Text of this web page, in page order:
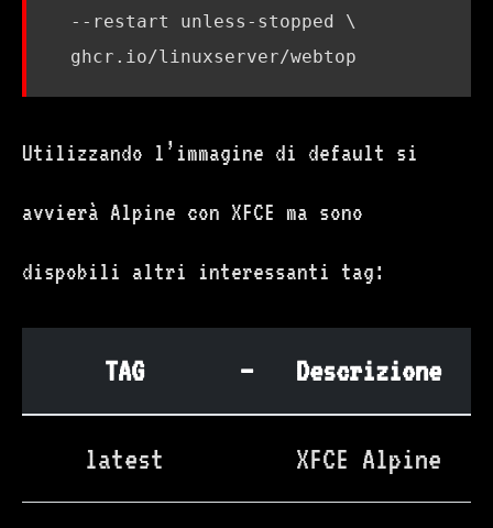
  --restart unless-stopped
Utilizzando l’immagine di default si
avvierà Alpine con XFCE ma sono
dispobili altri interessanti tag:
TAG — Descrizione
latest XFCE Alpine